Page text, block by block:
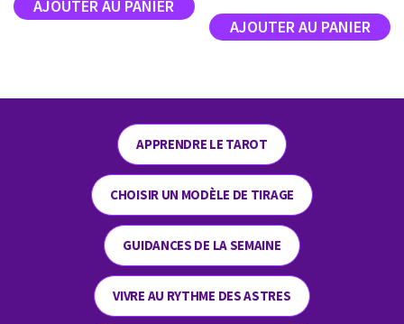
APPRENDRE LE TAROT
CHOISIR UN MODÈLE DE TIRAGE
GUIDANCES DE LA SEMAINE
VIVRE AU RYTHME DES ASTRES